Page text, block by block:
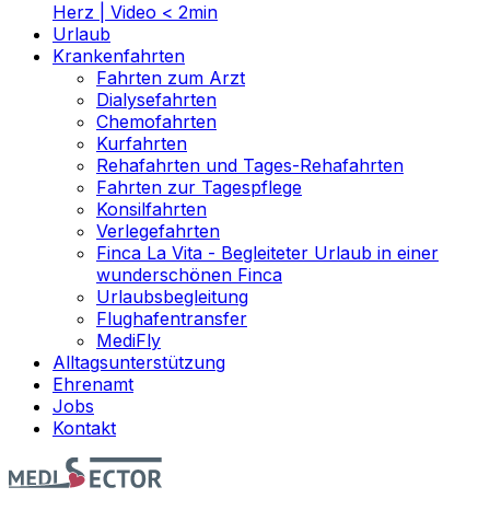
Herz | Video < 2min
Urlaub
Krankenfahrten
Fahrten zum Arzt
Dialysefahrten
Chemofahrten
Kurfahrten
Rehafahrten und Tages-Rehafahrten
Fahrten zur Tagespflege
Konsilfahrten
Verlegefahrten
Finca La Vita - Begleiteter Urlaub in einer
wunderschönen Finca
Urlaubsbegleitung
Flughafentransfer
MediFly
Alltagsunterstützung
Ehrenamt
Jobs
Kontakt